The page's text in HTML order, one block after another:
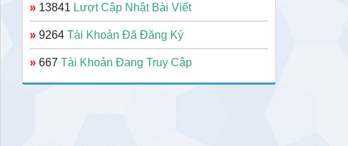
» 13841 Lượt Cập Nhật Bài Viết
» 9264 Tài Khoản Đã Đăng Ký
» 667 Tài Khoản Đang Truy Cập